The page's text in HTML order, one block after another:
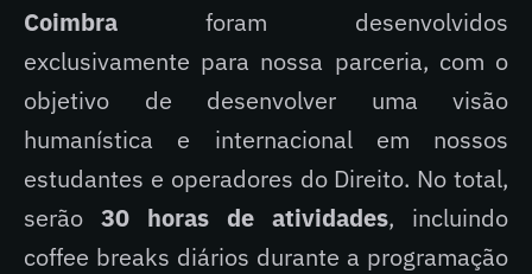
Coimbra foram desenvolvidos
exclusivamente para nossa parceria, com o
objetivo de desenvolver uma visão
humanística e internacional em nossos
estudantes e operadores do Direito. No total,
serão 30 horas de atividades, incluindo
coffee breaks diários durante a programação